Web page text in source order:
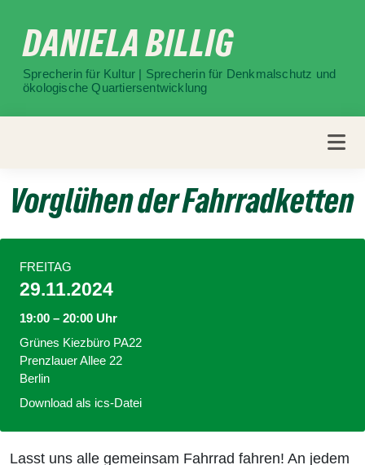
zum
InhaltDANIELA BILLIG
Sprecherin für Kultur | Sprecherin für Denkmalschutz und
ökologische Quartiersentwicklung
Vorglühen der Fahrradketten
Lasst uns alle gemeinsam Fahrrad fahren! An jedem
FREITAG
29.11.2024
19:00 – 20:00 Uhr
Grünes Kiezbüro PA22
Prenzlauer Allee 22
Berlin
Download als ics-Datei